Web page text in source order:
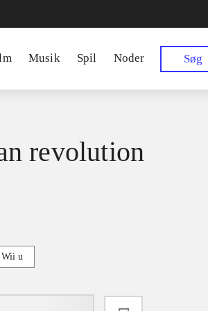
Musik Spil Noder Søg
revolution
Wii u